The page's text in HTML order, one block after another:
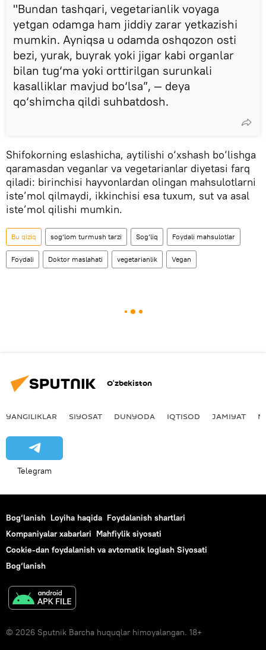
"Bundan tashqari, vegetarianlik voyaga
yetgan odamga ham jiddiy zarar yetkazishi
mumkin. Ayniqsa u odamda oshqozon osti
bezi, yurak, buyrak yoki jigar kabi organlar
bilan tug‘ma yoki orttirilgan surunkali
kasalliklar mavjud bo‘lsa”, — deya
qo‘shimcha qildi suhbatdosh.
Shifokorning eslashicha, aytilishi o‘xshash bo‘lishga
qaramasdan veganlar va vegetarianlar diyetasi farq
qiladi: birinchisi hayvonlardan olingan mahsulotlarni
iste’mol qilmaydi, ikkinchisi esa tuxum, sut va asal
iste’mol qilishi mumkin.
Bu qiziq sog‘lom turmush tarzi Sog‘liq Foydali mahsulotlar
Foydali Doktor maslahati vegetarianlik Vegan
O‘zbekiston
YANGILIKLAR SIYOSAT DUNYODA IQTISOD JAMIYAT
Telegram
Bog‘lanish Loyiha haqida Foydalanish shartlari
Kompaniyalar xabarlari Mahfiylik siyosati
Cookie-dan foydalanish va avtomatik loglash Siyosati
Bog‘lanish
© 2026 Sputnik Barcha huquqlar himoyalangan. 18+